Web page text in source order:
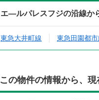
エ―ルパレスフジの沿線か
東急大井町線 東急田園都市
この物件の情報から、